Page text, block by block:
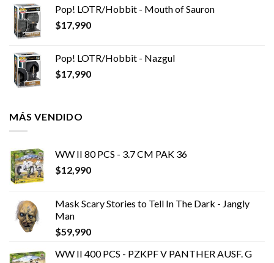
Pop! LOTR/Hobbit - Mouth of Sauron
$17,990
Pop! LOTR/Hobbit - Nazgul
$17,990
MÁS VENDIDO
WW II 80 PCS - 3.7 CM PAK 36
$12,990
Mask Scary Stories to Tell In The Dark - Jangly
Man
$59,990
WW II 400 PCS - PZKPF V PANTHER AUSF. G